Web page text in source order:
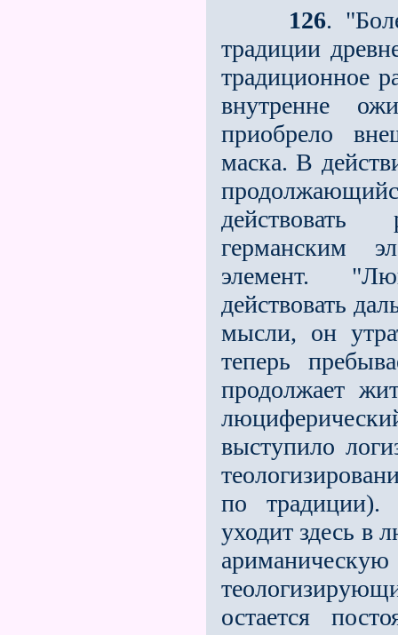
126.
традиции
традиционное
внутренне
приобрело
маска. В
действовать
германским
элемент.
действовать
мысли, он
теперь
продолжает
выступило
по традиции).
уходит здесь в
остается